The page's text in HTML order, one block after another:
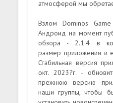
атмосферой мы
Взлом Dominos
Андроид на момент
обзора - 2.1.4 в
размер приложения и
Стабильная версия
окт. 2023?г. -
прежнюю версию
наши группы, чтобы